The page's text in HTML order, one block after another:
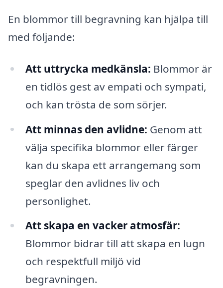
En blommor till begravning kan hjälpa till
med följande:
Att uttrycka medkänsla: Blommor är
en tidlös gest av empati och sympati,
och kan trösta de som sörjer.
Att minnas den avlidne: Genom att
välja specifika blommor eller färger
kan du skapa ett arrangemang som
speglar den avlidnes liv och
personlighet.
Att skapa en vacker atmosfär:
Blommor bidrar till att skapa en lugn
och respektfull miljö vid
begravningen.